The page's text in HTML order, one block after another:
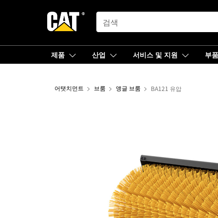
SEARCH
제품 산업 서비스 및 지원 부품
어탯치먼트 브룸 앵글 브룸 BA121 유압